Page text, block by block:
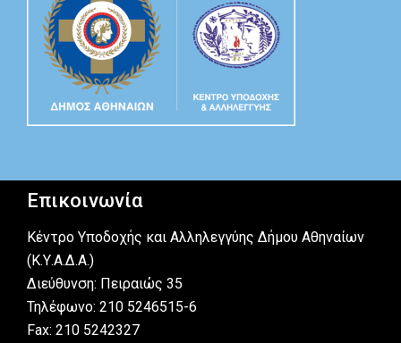
Επικοινωνία
Κέντρο Υποδοχής και Αλληλεγγύης Δήμου Αθηναίων
(Κ.Υ.Α.Δ.Α.)
Διεύθυνση: Πειραιώς 35
Τηλέφωνο: 210 5246515-6
Fax: 210 5242327